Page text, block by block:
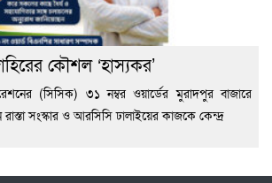
কৌশল ‘হাস্যকর’
(সিসিক) ৩১ নম্বর ওয়ার্ডের মুরাদপুর বাজারে
সংস্কার ও আরসিসি ঢালাইয়ের কাজকে কেন্দ্র